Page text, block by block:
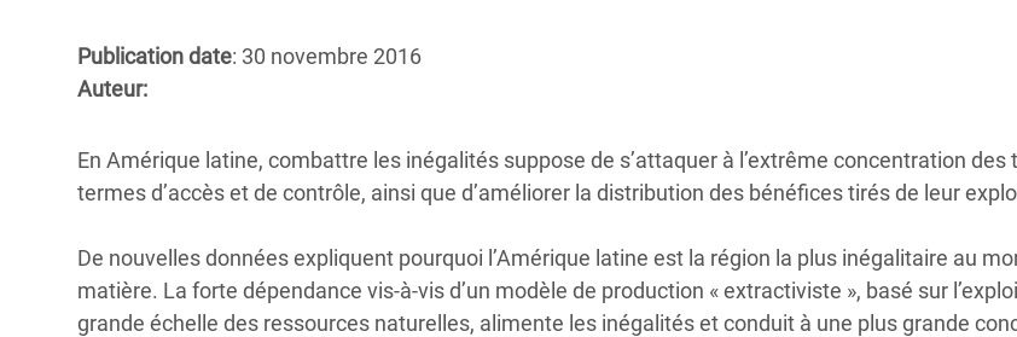
Inequality and Rights in a
Digital Age
Crise des Réfugiés Rohingyas
Crise des Réfugié·es au
Soudan du Sud
Les Violences Faites aux Femmes et aux
Filles, Ça Suffit !
Publication date: 30 novembre 2016
Auteur:
En Amérique latine, combattre les inégalités suppose de s’attaquer à l’extrême concentration des
termes d’accès et de contrôle, ainsi que d’améliorer la distribution des bénéfices tirés de leur
De nouvelles données expliquent pourquoi l’Amérique latine est la région la plus inégalitaire au
matière. La forte dépendance vis-à-vis d’un modèle de production « extractiviste », basé sur
grande échelle des ressources naturelles, alimente les inégalités et conduit à une plus grande